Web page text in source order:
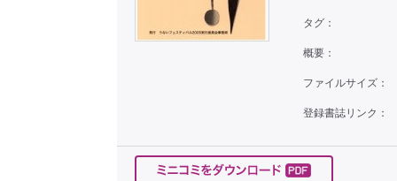
タグ：
概要：
ファイルサイズ：
登録書誌リンク：